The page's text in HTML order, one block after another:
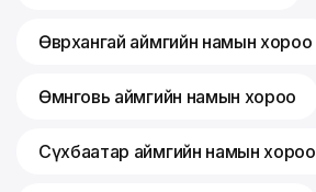
Өвөрхангай аймгийн намын хороо
Өмнөговь аймгийн намын хороо
Сүхбаатар аймгийн намын хороо